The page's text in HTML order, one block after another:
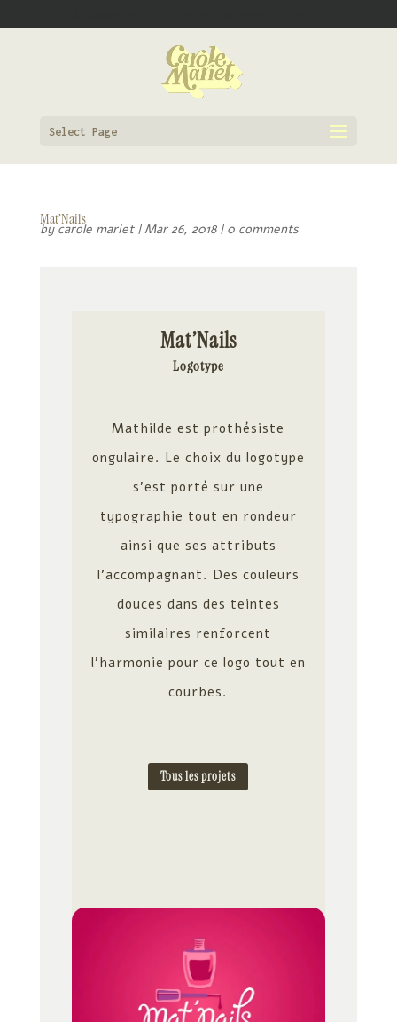
Select Page
Mat’Nails
bycarole mariet|Mar 26, 2018|0 comments
Mat’Nails
Logotype
Mathilde est prothésiste
ongulaire. Le choix du logotype
s’est porté sur une
typographie tout en rondeur
ainsi que ses attributs
l’accompagnant. Des couleurs
douces dans des teintes
similaires renforcent
l’harmonie pour ce logo tout en
courbes.
Tous les projets